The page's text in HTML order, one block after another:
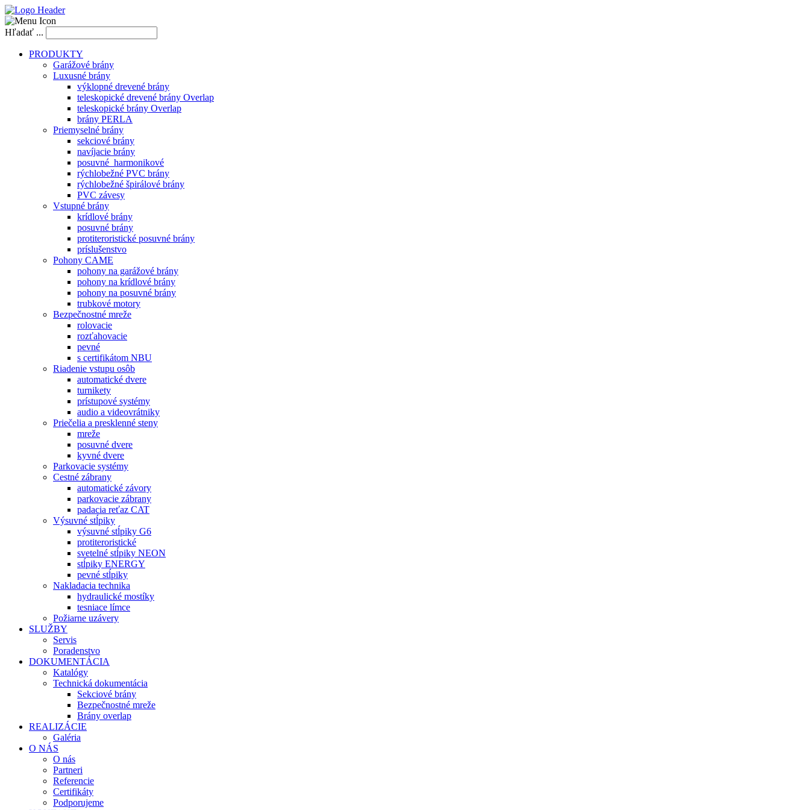
Hľadať ...
PRODUKTY
Garážové brány
Luxusné brány
výklopné drevené brány
teleskopické drevené brány Overlap
teleskopické brány Overlap
brány PERLA
Priemyselné brány
sekciové brány
navíjacie brány
posuvné_harmonikové
rýchlobežné PVC brány
rýchlobežné špirálové brány
PVC závesy
Vstupné brány
krídlové brány
posuvné brány
protiteroristické posuvné brány
príslušenstvo
Pohony CAME
pohony na garážové brány
pohony na krídlové brány
pohony na posuvné brány
trubkové motory
Bezpečnostné mreže
rolovacie
rozťahovacie
pevné
s certifikátom NBU
Riadenie vstupu osôb
automatické dvere
turnikety
prístupové systémy
audio a videovrátniky
Priečelia a presklenné steny
mreže
posuvné dvere
kyvné dvere
Parkovacie systémy
Cestné zábrany
automatické závory
parkovacie zábrany
padacia reťaz CAT
Výsuvné stĺpiky
výsuvné stĺpiky G6
protiteroristické
svetelné stĺpiky NEON
stĺpiky ENERGY
pevné stĺpiky
Nakladacia technika
hydraulické mostíky
tesniace límce
Požiarne uzávery
SLUŽBY
Servis
Poradenstvo
DOKUMENTÁCIA
Katalógy
Technická dokumentácia
Sekciové brány
Bezpečnostné mreže
Brány overlap
REALIZÁCIE
Galéria
O NÁS
O nás
Partneri
Referencie
Certifikáty
Podporujeme